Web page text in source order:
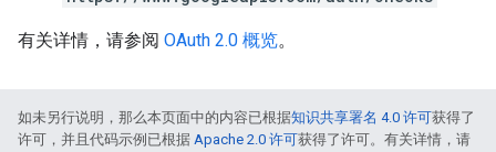
有关详情，请参阅 OAuth 2.0 概览。
如未另行说明，那么本页面中的内容已根据知识共享署名 4.0 许可获得了
许可，并且代码示例已根据 Apache 2.0 许可获得了许可。有关详情，请